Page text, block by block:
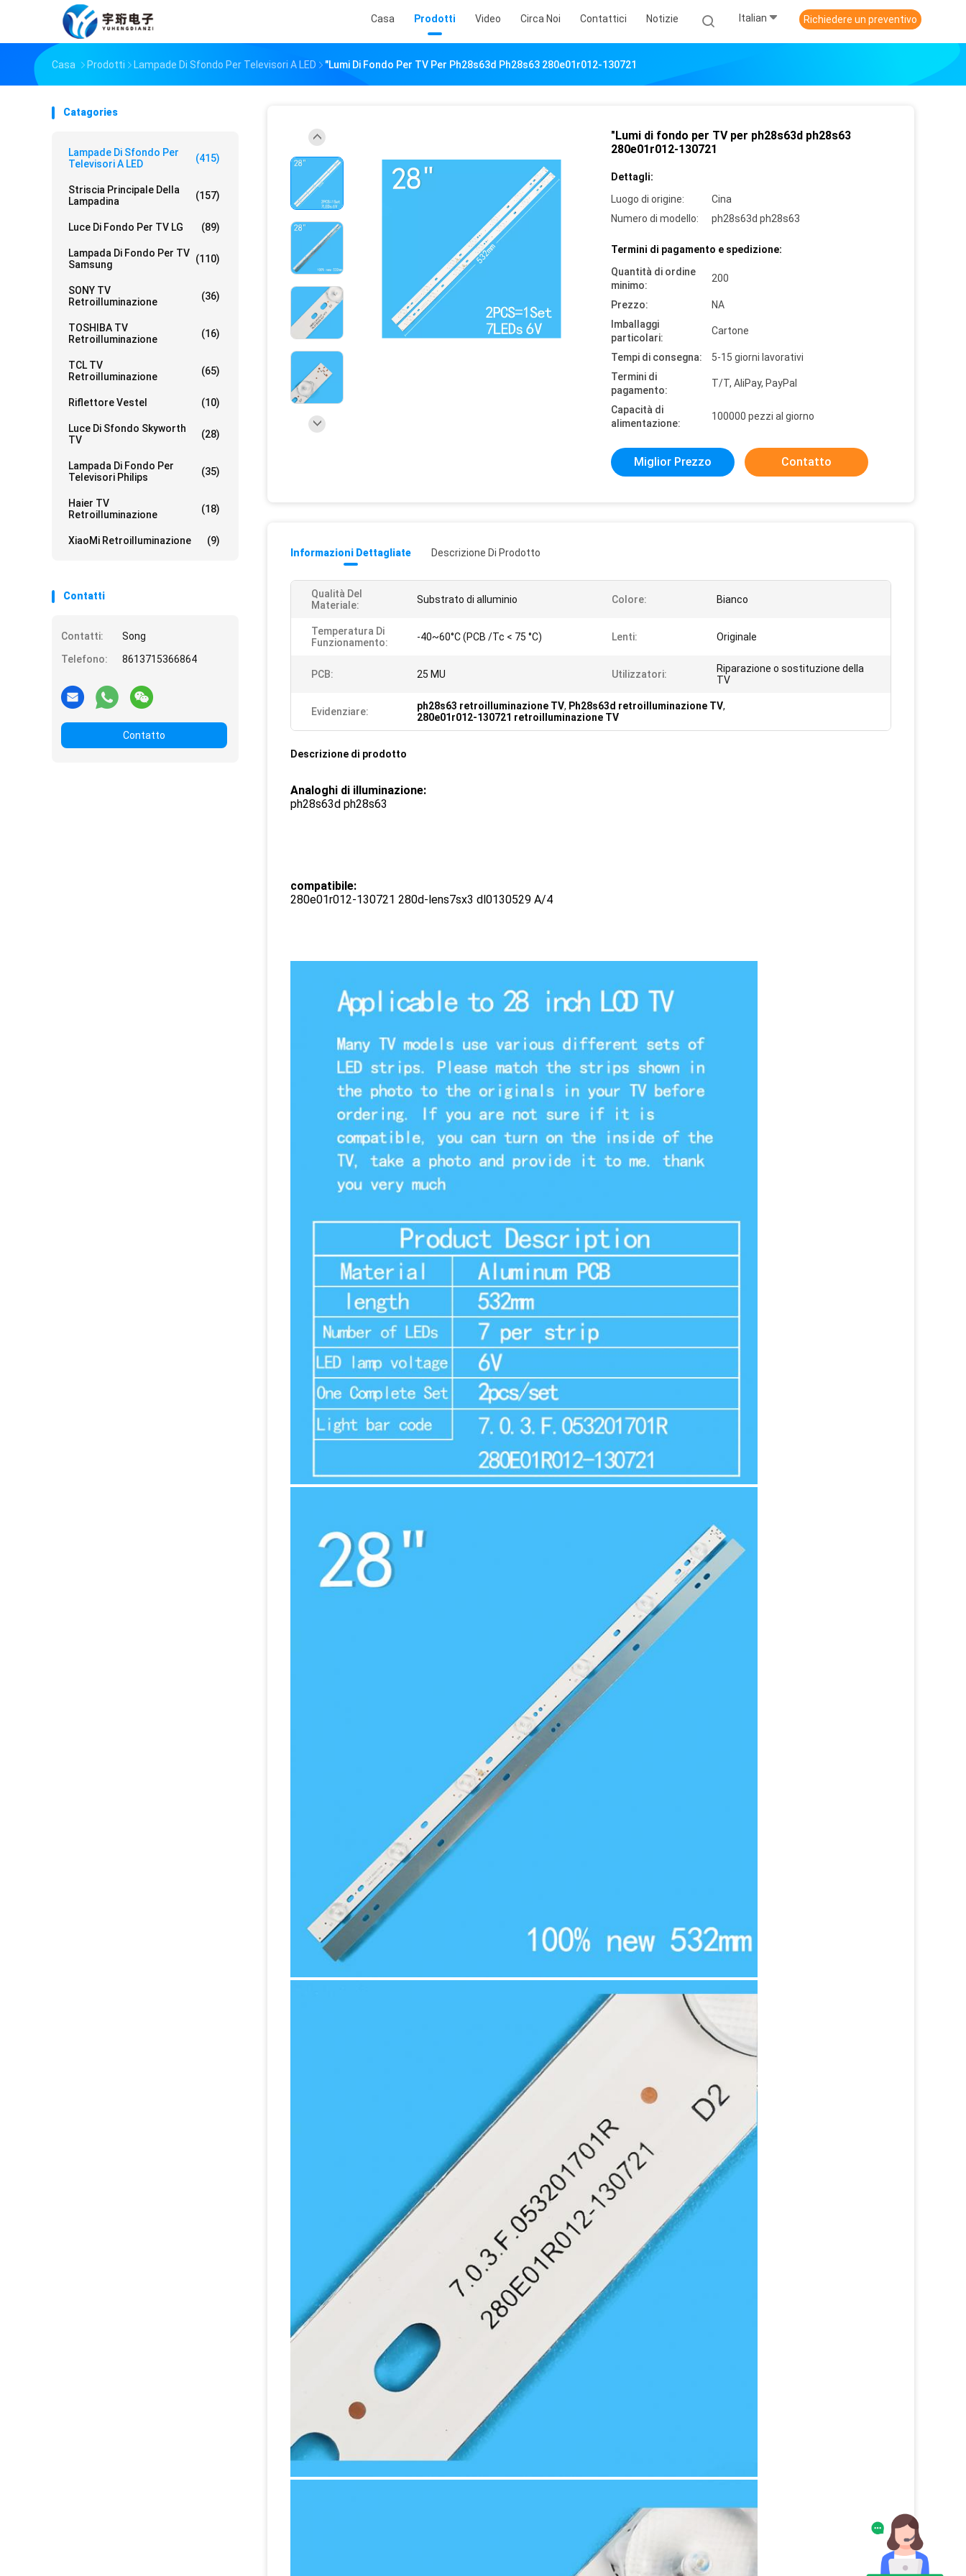
Casa Prodotti Video Circa Noi Contattici Notizie Italian Richiedere un preventivo
Casa Prodotti Lampade Di Sfondo Per Televisori A LED "Lumi Di Fondo Per TV Per Ph28s63d Ph28s63 280e01r012-130721
Catagories
Lampade Di Sfondo Per
Televisori A LED
(415)
Striscia Principale Della
Lampadina
(157)
Luce Di Fondo Per TV LG (89)
Lampada Di Fondo Per TV
Samsung
(110)
SONY TV
Retroilluminazione
(36)
TOSHIBA TV
Retroilluminazione
(16)
TCL TV
Retroilluminazione
(65)
Riflettore Vestel (10)
Luce Di Sfondo Skyworth
TV
(28)
Lampada Di Fondo Per
Televisori Philips
(35)
Haier TV
Retroilluminazione
(18)
XiaoMi Retroilluminazione (9)
Contatti
Contatti:
Song
Telefono:
8613715366864
Contatto
"Lumi di fondo per TV per ph28s63d ph28s63
280e01r012-130721
Dettagli:
Luogo di origine:
Cina
Numero di modello:
ph28s63d ph28s63
Termini di pagamento e spedizione:
Quantità di ordine
minimo:
200
Prezzo:
NA
Imballaggi
particolari:
Cartone
Tempi di consegna:
5-15 giorni lavorativi
Termini di
pagamento:
T/T, AliPay, PayPal
Capacità di
alimentazione:
100000 pezzi al giorno
Miglior Prezzo Contatto
Informazioni Dettagliate Descrizione Di Prodotto
Qualità Del
Materiale:
Substrato di alluminio Colore: Bianco
Temperatura Di
Funzionamento:
-40~60°C (PCB /Tc < 75 °C) Lenti: Originale
PCB: 25 MU Utilizzatori:
Riparazione o sostituzione della
TV
Evidenziare: ph28s63 retroilluminazione TV, Ph28s63d retroilluminazione TV,
280e01r012-130721 retroilluminazione TV
Descrizione di prodotto
Analoghi di illuminazione:
ph28s63d ph28s63
compatibile:
280e01r012-130721 280d-lens7sx3 dl0130529 A/4